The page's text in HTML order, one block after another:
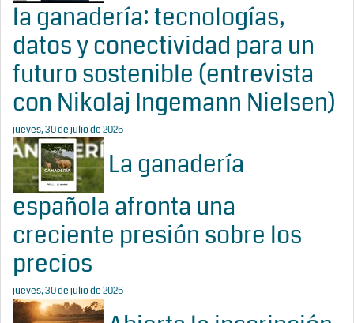
la ganadería: tecnologías,
datos y conectividad para un
futuro sostenible (entrevista
con Nikolaj Ingemann Nielsen)
jueves, 30 de julio de 2026
La ganadería
española afronta una
creciente presión sobre los
precios
jueves, 30 de julio de 2026